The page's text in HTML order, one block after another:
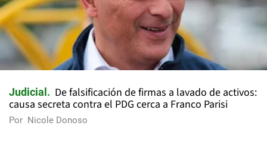
Judicial
De falsificación de firmas a lavado de activos:
causa secreta contra el PDG cerca a Franco Parisi
Por Nicole Donoso